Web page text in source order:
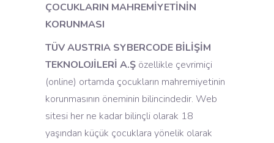
ÇOCUKLARIN MAHREMİYETİNİN
KORUNMASI
TÜV AUSTRIA SYBERCODE BİLİŞİM
TEKNOLOJİLERİ A.Ş özellikle çevrimiçi
(online) ortamda çocukların mahremiyetinin
korunmasının öneminin bilincindedir. Web
sitesi her ne kadar bilinçli olarak 18
yaşından küçük çocuklara yönelik olarak